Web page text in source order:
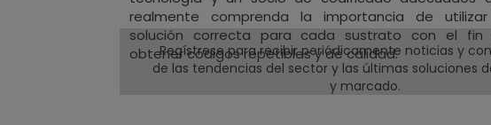
realmente comprenda la importancia de
solución correcta para cada sustrato con el fin
obtener códigos repetibles y de calidad.
Regístrese para recibir periódicamente noticias y
de las tendencias del sector y las últimas soluciones
y marcado.